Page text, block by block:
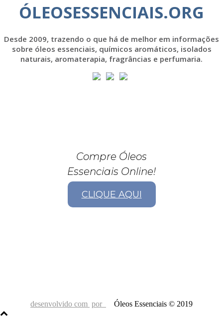
ÓLEOSESSENCIAIS.ORG
Desde 2009, trazendo o que há de melhor em informações
sobre óleos essenciais, químicos aromáticos, isolados
naturais, aromaterapia, fragrâncias e perfumaria.
Compre Óleos
Essenciais Online!
CLIQUE AQUI
desenvolvido com por Óleos Essenciais © 2019